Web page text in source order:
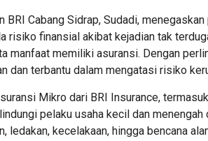
BRI Cabang Sidrap, Sudadi,
risiko finansial akibat kejadian tak
manfaat memiliki asuransi. Dengan
dan terbantu dalam mengatasi risiko
Mikro dari BRI Insurance,
pelaku usaha kecil dan
ledakan, kecelakaan, hingga bencana